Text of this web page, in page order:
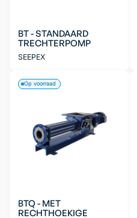
BT - STANDAARD
TRECHTERPOMP
SEEPEX
BTQ - MET
RECHTHOEKIGE
Op voorraad